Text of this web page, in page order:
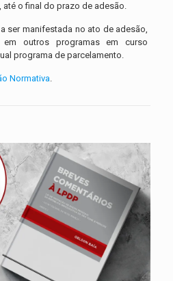
até o final do prazo de adesão.
ser manifestada no ato de adesão,
em outros programas em curso
programa de parcelamento.
Normativa.